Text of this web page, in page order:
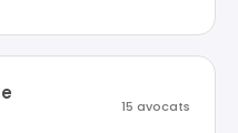
15 avocats